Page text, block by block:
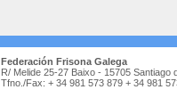
Federación Frisona Galega
R/ Melide 25-27 Baixo - 15705 Santiago
Tfno./Fax: + 34 981 573 879 + 34 981